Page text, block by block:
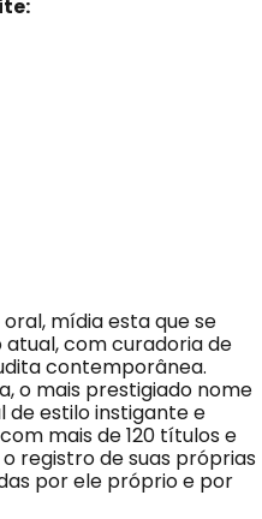
mídia esta que se
atual, com curadoria de
contemporânea.
o mais prestigiado nome
de estilo instigante e
mais de 120 títulos e
registro de suas próprias
por ele próprio e por